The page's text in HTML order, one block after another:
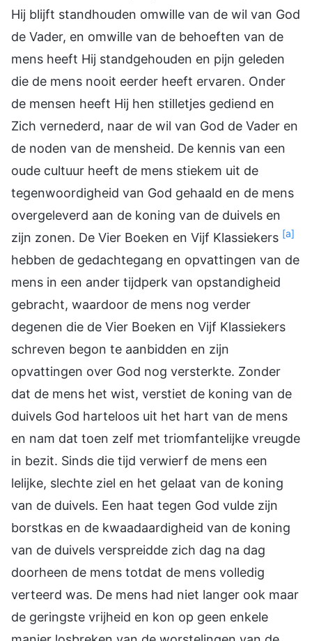
Hij blijft standhouden omwille van de wil van God
de Vader, en omwille van de behoeften van de
mens heeft Hij standgehouden en pijn geleden
die de mens nooit eerder heeft ervaren. Onder
de mensen heeft Hij hen stilletjes gediend en
Zich vernederd, naar de wil van God de Vader en
de noden van de mensheid. De kennis van een
oude cultuur heeft de mens stiekem uit de
tegenwoordigheid van God gehaald en de mens
overgeleverd aan de koning van de duivels en
zijn zonen. De Vier Boeken en Vijf Klassiekers [a]
hebben de gedachtegang en opvattingen van de
mens in een ander tijdperk van opstandigheid
gebracht, waardoor de mens nog verder
degenen die de Vier Boeken en Vijf Klassiekers
schreven begon te aanbidden en zijn
opvattingen over God nog versterkte. Zonder
dat de mens het wist, verstiet de koning van de
duivels God harteloos uit het hart van de mens
en nam dat toen zelf met triomfantelijke vreugde
in bezit. Sinds die tijd verwierf de mens een
lelijke, slechte ziel en het gelaat van de koning
van de duivels. Een haat tegen God vulde zijn
borstkas en de kwaadaardigheid van de koning
van de duivels verspreidde zich dag na dag
doorheen de mens totdat de mens volledig
verteerd was. De mens had niet langer ook maar
de geringste vrijheid en kon op geen enkele